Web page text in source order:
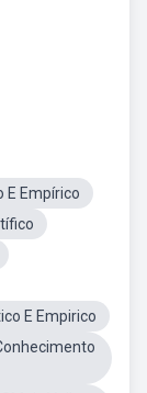
E Empírico
E Empirico